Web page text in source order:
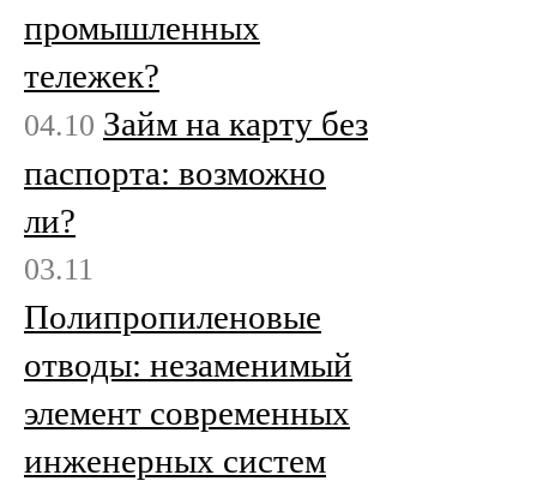
промышленных
тележек?
04.10 Займ на карту без
паспорта: возможно
ли?
03.11
Полипропиленовые
отводы: незаменимый
элемент современных
инженерных систем